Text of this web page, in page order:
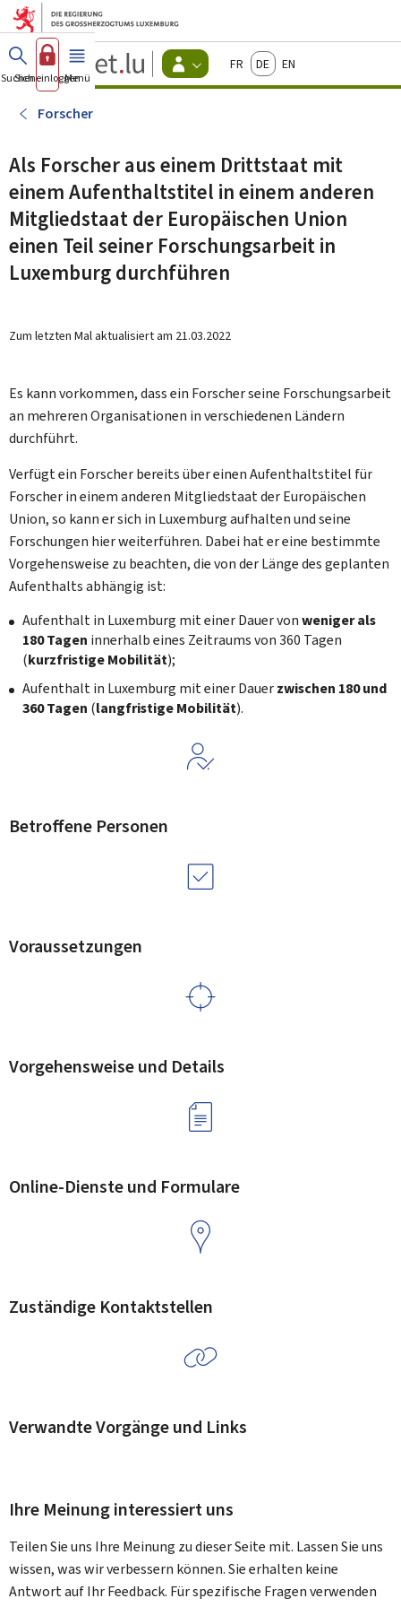
Zum Hauptmenü
Zum Inhalt
Guichet.lu
Changer
d'espace
actif
FrançaisDeutschEnglish
Suchen
Sich einloggen
Menü Haupt-
Forscher
Als Forscher aus einem Drittstaat mit
einem Aufenthaltstitel in einem anderen
Mitgliedstaat der Europäischen Union
einen Teil seiner Forschungsarbeit in
Luxemburg durchführen
Zum letzten Mal aktualisiert am 21.03.2022
Es kann vorkommen, dass ein Forscher seine Forschungsarbeit
an mehreren Organisationen in verschiedenen Ländern
durchführt.
Verfügt ein Forscher bereits über einen Aufenthaltstitel für
Forscher in einem anderen Mitgliedstaat der Europäischen
Union, so kann er sich in Luxemburg aufhalten und seine
Forschungen hier weiterführen. Dabei hat er eine bestimmte
Vorgehensweise zu beachten, die von der Länge des geplanten
Aufenthalts abhängig ist:
Aufenthalt in Luxemburg mit einer Dauer vonweniger als
180 Tagen innerhalb eines Zeitraums von 360 Tagen
(kurzfristige Mobilität);
Aufenthalt in Luxemburg mit einer Dauerzwischen 180 und
360 Tagen (langfristige Mobilität).
Betroffene Personen
Voraussetzungen
Vorgehensweise und Details
Online-Dienste und Formulare
Zuständige Kontaktstellen
Verwandte Vorgänge und Links
Ihre Meinung interessiert uns
Teilen Sie uns Ihre Meinung zu dieser Seite mit. Lassen Sie uns
wissen, was wir verbessern können. Sie erhalten keine
Antwort auf Ihr Feedback. Für spezifische Fragen verwenden